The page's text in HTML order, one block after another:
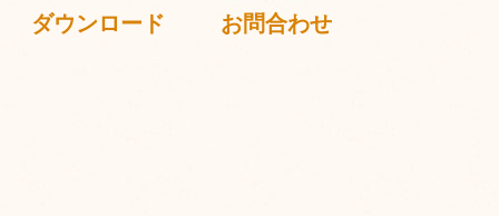
ダウンロード お問合わせ